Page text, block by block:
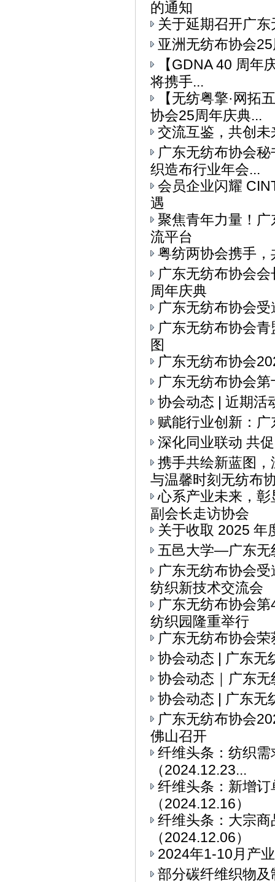
的通知
关于延期召开广
亚洲无纺布协会
【GDNA 40 周
将携手...
【无纺粤擎·网拓
协会25周年庆典...
交流互鉴，共创
广东无纺布协会
织造布行业年会...
会员企业闪耀
遇
聚焦青年力量！
流平台
粤纺两协会携手
广东无纺布协会
周年庆典
广东无纺布协会
广东无纺布协会
图
广东无纺布协会
广东无纺布协会
协会动态 | 近期
赋能行业创新：
深化同业联动 共
携手共绘新蓝图
与温馨时刻无纺布
心系产业未来，
副会长走访协会
关于收取 2025 年
五邑大学—广东无
广东无纺布协会
纺织新技术交流会
广东无纺布协会
纺织园隆重举行
广东无纺布协会
协会动态 | 广东无
协会动态｜广东
协会动态 | 广东无
广东无纺布协会
佛山召开
纤维头条：纺织
（2024.12.23...
纤维头条：新增
（2024.12.16）
纤维头条：大宗
（2024.12.06）
2024年1-10月产
部分碳纤维织物